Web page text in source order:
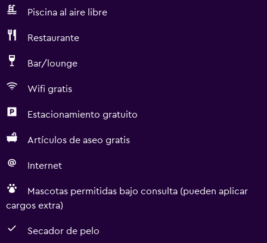
Piscina al aire libre
Restaurante
Bar/lounge
Wifi gratis
Estacionamiento gratuito
Artículos de aseo gratis
Internet
Mascotas permitidas bajo consulta (pueden aplicar
cargos extra)
Secador de pelo